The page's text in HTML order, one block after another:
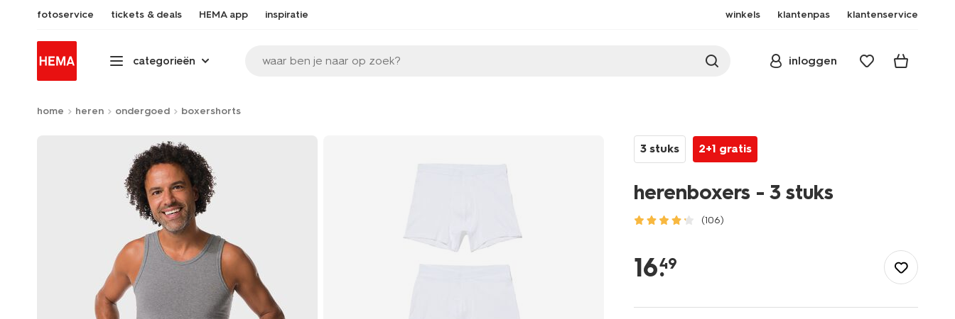
fotoservice tickets & deals HEMA app inspiratie winkels klantenpas klantenservice
categorieën waar ben je naar op zoek? inloggen
home heren ondergoed boxershorts
3 stuks 2+1 gratis
herenboxers - 3 stuks
(106)
-3-
16.
49